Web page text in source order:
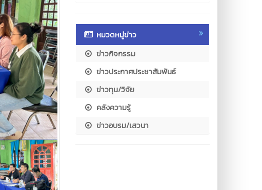
หมวดหมู่ข่าว
ข่าวกิจกรรม
ข่าวประกาศประชาสัมพันธ์
ข่าวทุน/วิจัย
คลังความรู้
ข่าวอบรม/เสวนา